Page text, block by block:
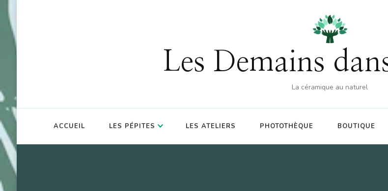
Les Demains
La céramique au naturel
ACCUEIL LES PÉPITES LES ATELIERS PHOTOTHÈQUE BOUTIQUE